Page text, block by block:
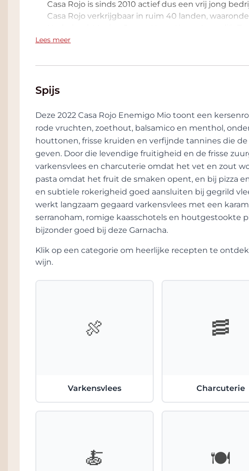
voelen. Ze hebben het geluk en de luxe dat ze
gebieden waar ze hun roots hebben liggen en
Ribera del Duero en de Monastrell in ons
bijgekomen zoals de Verdejo, Albariño en
het locale klimaat.”
Casa Rojo is sinds 2010 actief dus een vrij jong
wijnen van Casa Rojo verkrijgbaar in ruim 40
Italie, Frankrijk, Nederland, Mexico, Japan, Hong
Zwitserland, etc en overtijgt de vraag het
van wijnen, de verhalen achter de wijn en de
Casa Rojo is sinds 2010 actief dus een vrij jong
Casa Rojo verkrijgbaar in ruim 40 landen,
de vraag het aanbod. Niet vreemd want de
Lees meer
Spijs
Deze 2022 Casa Rojo Enemigo Mio toont een
rode vruchten, zoethout, balsamico en menthol,
houttonen, frisse kruiden en verfijnde tannines die
geven. Door die levendige fruitigheid en de frisse
varkensvlees en charcuterie omdat het vet en zout
pasta omdat het fruit de smaken opent, en bij pizza
en subtiele rokerigheid goed aansluiten bij gegrild
werkt langzaam gegaard varkensvlees met een
serranoham, romige kaasschotels en houtgestookte
bijzonder goed bij deze Garnacha.
Klik op een categorie om heerlijke recepten te
wijn.
🍖
Varkensvlees
🥓
Charcuterie
🍝 🍽️